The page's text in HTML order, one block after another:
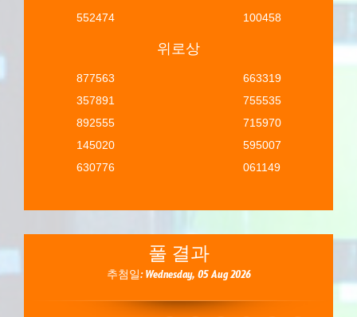
552474
100458
위로상
877563
357891
892555
145020
630776
663319
755535
715970
595007
061149
풀 결과
추첨일: Wednesday, 05 Aug 2026